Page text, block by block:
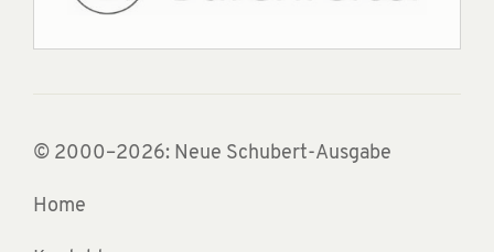
© 2000–2026: Neue Schubert-Ausgabe
Home